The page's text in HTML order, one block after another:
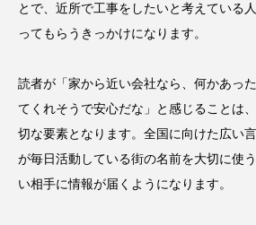
とで、近所で工事をしたいと考えている
ってもらうきっかけになります。
読者が「家から近い会社なら、何かあっ
てくれそうで安心だな」と感じることは
切な要素となります。全国に向けた広い
が毎日活動している街の名前を大切に使
い相手に情報が届くようになります。